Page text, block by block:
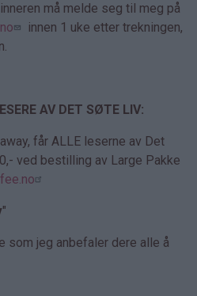
må melde seg til meg på
innen 1 uke etter trekningen,
AV DET SØTE LIV:
får ALLE leserne av Det
ved bestilling av Large Pakke
"
som jeg anbefaler dere alle å